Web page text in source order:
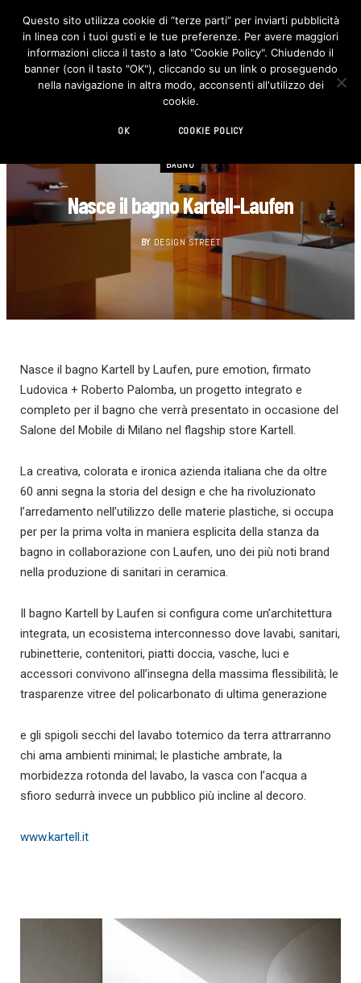
F
c
e
b
o
I
n
s
t
BAGNO
Nasce il bagno Kartell-Laufen
BY DESIGN STREET
Nasce il bagno Kartell by Laufen, pure emotion, firmato
Ludovica + Roberto Palomba, un progetto integrato e
completo per il bagno che verrà presentato in occasione del
Salone del Mobile di Milano nel flagship store Kartell.
La creativa, colorata e ironica azienda italiana che da oltre
60 anni segna la storia del design e che ha rivoluzionato
l’arredamento nell’utilizzo delle materie plastiche, si occupa
per per la prima volta in maniera esplicita della stanza da
bagno in collaborazione con Laufen, uno dei più noti brand
nella produzione di sanitari in ceramica.
Il bagno Kartell by Laufen si configura come un’architettura
integrata, un ecosistema interconnesso dove lavabi, sanitari,
rubinetterie, contenitori, piatti doccia, vasche, luci e
accessori convivono all’insegna della massima flessibilità; le
trasparenze vitree del policarbonato di ultima generazione
e gli spigoli secchi del lavabo totemico da terra attrarranno
chi ama ambienti minimal; le plastiche ambrate, la
morbidezza rotonda del lavabo, la vasca con l’acqua a
sfioro sedurrà invece un pubblico più incline al decoro.
www.kartell.it
Questo sito utilizza cookie di “terze parti” per inviarti pubblicità
in linea con i tuoi gusti e le tue preferenze. Per avere maggiori
informazioni clicca il tasto a lato "Cookie Policy". Chiudendo il
banner (con il tasto "OK"), cliccando su un link o proseguendo
nella navigazione in altra modo, acconsenti all'utilizzo dei
cookie.
OK COOKIE POLICY